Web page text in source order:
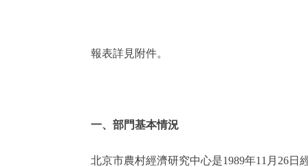
報表詳見附件。
一、部門基本情況
北京市農村經濟研究中心是1989年11月26